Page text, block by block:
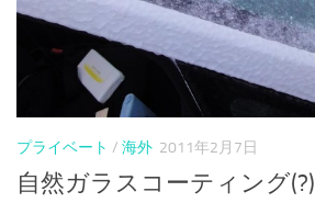
プライベート / 海外 2011年2月7日
自然ガラスコーティング(?)